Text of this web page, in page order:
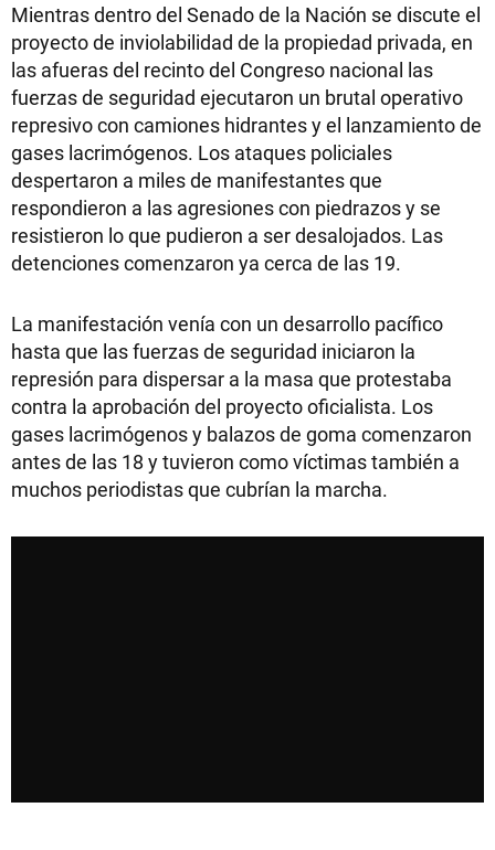
Mientras dentro del Senado de la Nación se discute el
proyecto de inviolabilidad de la propiedad privada, en
las afueras del recinto del Congreso nacional las
fuerzas de seguridad ejecutaron un brutal operativo
represivo con camiones hidrantes y el lanzamiento de
gases lacrimógenos. Los ataques policiales
despertaron a miles de manifestantes que
respondieron a las agresiones con piedrazos y se
resistieron lo que pudieron a ser desalojados. Las
detenciones comenzaron ya cerca de las 19.
La manifestación venía con un desarrollo pacífico
hasta que las fuerzas de seguridad iniciaron la
represión para dispersar a la masa que protestaba
contra la aprobación del proyecto oficialista. Los
gases lacrimógenos y balazos de goma comenzaron
antes de las 18 y tuvieron como víctimas también a
muchos periodistas que cubrían la marcha.